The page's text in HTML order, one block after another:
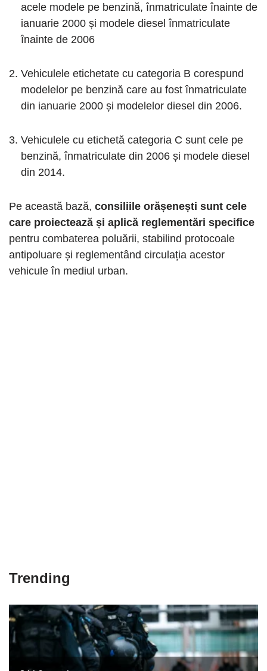
acele modele pe benzină, înmatriculate înainte de
ianuarie 2000 și modele diesel înmatriculate
înainte de 2006
Vehiculele etichetate cu categoria B corespund
modelelor pe benzină care au fost înmatriculate
din ianuarie 2000 și modelelor diesel din 2006.
Vehiculele cu etichetă categoria C sunt cele pe
benzină, înmatriculate din 2006 și modele diesel
din 2014.
Pe această bază, consiliile orășenești sunt cele
care proiectează și aplică reglementări specifice
pentru combaterea poluării, stabilind protocoale
antipoluare și reglementând circulația acestor
vehicule în mediul urban.
Trending